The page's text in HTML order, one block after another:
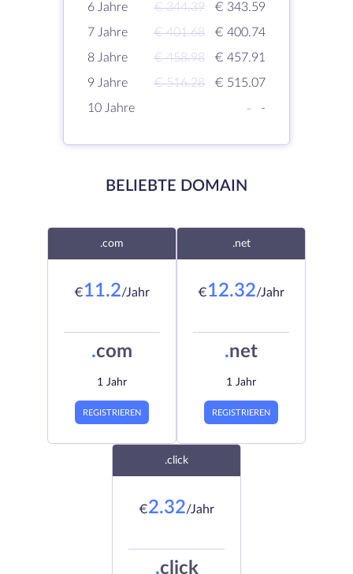
6 Jahre
€ 344.39
€ 343.59
7 Jahre
€ 401.68
€ 400.74
8 Jahre
€ 458.98
€ 457.91
9 Jahre
€ 516.28
€ 515.07
10 Jahre
- -
BELIEBTE DOMAIN
.com
€11.2/Jahr
.com
1 Jahr
REGISTRIEREN
.net
€12.32/Jahr
.net
1 Jahr
REGISTRIEREN
.click
€2.32/Jahr
.click